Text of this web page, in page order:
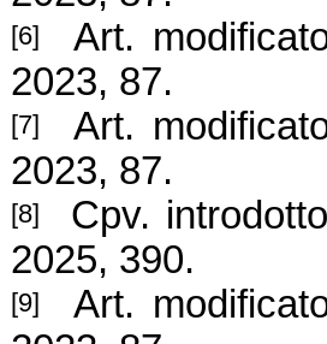
[6]
Art.
2023, 87.
[7]
Art.
2023, 87.
[8]
Cpv.
2025, 390.
[9]
Art.